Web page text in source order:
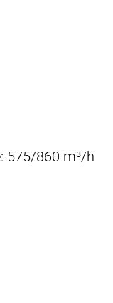
575/860 m³/h